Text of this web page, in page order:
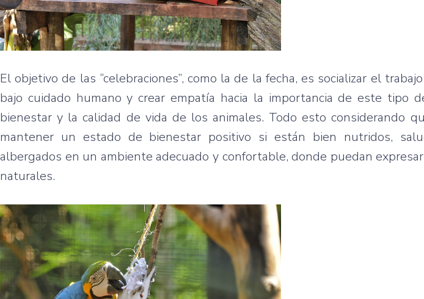
El objetivo de las “celebraciones”, como la de la fecha, es socializar el
bajo cuidado humano y crear empatía hacia la importancia de este tipo
bienestar y la calidad de vida de los animales. Todo esto considerando
mantener un estado de bienestar positivo si están bien nutridos,
albergados en un ambiente adecuado y confortable, donde puedan
naturales.